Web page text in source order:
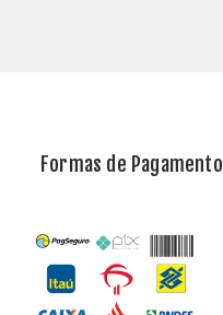
Formas de Pagamento